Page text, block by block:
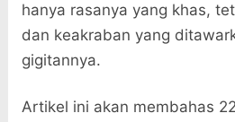
hanya rasanya yang khas,
dan keakraban yang
gigitannya.
Artikel ini akan membahas